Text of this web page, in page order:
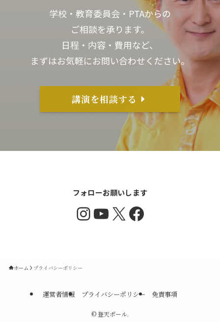
学校・教育委員会・PTAからの
ご相談を承ります。
日程・内容・費用など、
まずはお気軽にお問い合わせください。
講演を相談する
フォローお願いします
Instagram
YouTube
X Facebook
ホーム プライバシーポリシー
運営者情報 プライバシーポリシー 免責事項
©登天ポール.